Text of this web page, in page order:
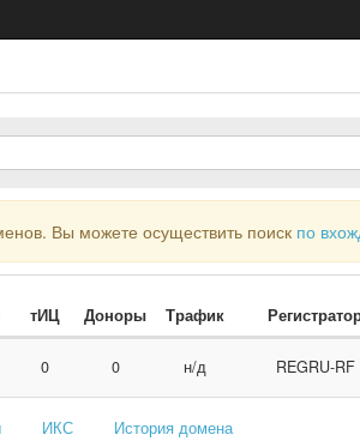
Вы можете осуществить поиск по
тИЦ Доноры Трафик
0 0 н/д REGRU-RF
ИКС История домена